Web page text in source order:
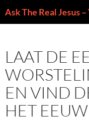
naar
LAAT DE
EN VIND
HET